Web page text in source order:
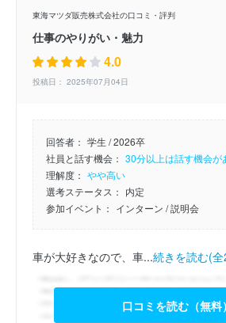
東海マツダ販売株式会社の口コミ・評判
仕事のやりがい・魅力
4.0
投稿日： 2025年07月04日
回答者： 学生 / 2026卒
社員と話す機会： 30分以上は話す機会が
理解度： やや高い
選考ステータス： 内定
参加イベント： インターン / 説明会
車が大好きなので、車...続きを読む(
口コミを読む（無料）